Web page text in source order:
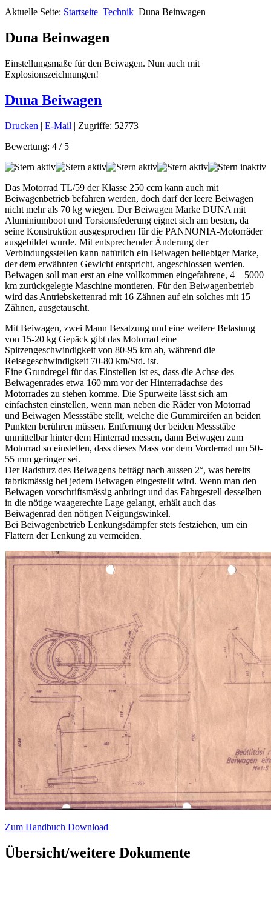
Aktuelle Seite: Startseite Technik Duna Beinwagen
Duna Beinwagen
Einstellungsmaße für den Beiwagen. Nun auch mit
Explosionszeichnungen!
Duna Beiwagen
Drucken | E-Mail | Zugriffe: 52773
Bewertung: 4 / 5
Das Motorrad TL/59 der Klasse 250 ccm kann auch mit
Beiwagenbetrieb befahren werden, doch darf der leere Beiwagen
nicht mehr als 70 kg wiegen. Der Beiwagen Marke DUNA mit
Aluminiumboot und Torsionsfederung eignet sich am besten, da
seine Konstruktion ausgesprochen für die PANNONIA-Motorräder
ausgebildet wurde. Mit entsprechender Änderung der
Verbindungsstellen kann natürlich ein Beiwagen beliebiger Marke,
der dem erwähnten Gewicht entspricht, angeschlossen werden.
Beiwagen soll man erst an eine vollkommen eingefahrene, 4—5000
km zurückgelegte Maschine montieren. Für den Beiwagenbetrieb
wird das Antriebskettenrad mit 16 Zähnen auf ein solches mit 15
Zähnen, ausgetauscht.
Mit Beiwagen, zwei Mann Besatzung und eine weitere Belastung
von 15-20 kg Gepäck gibt das Motorrad eine
Spitzengeschwindigkeit von 80-95 km ab, während die
Reisegeschwindigkeit 70-80 km/Std. ist.
Eine Grundregel für das Einstellen ist es, dass die Achse des
Beiwagenrades etwa 160 mm vor der Hinterradachse des
Motorrades zu stehen komme. Die Spurweite lässt sich am
einfachsten einstellen, wenn man neben die Räder von Motorrad
und Beiwagen Messstäbe stellt, welche die Gummireifen an beiden
Punkten berühren müssen. Entfernung der beiden Messstäbe
unmittelbar hinter dem Hinterrad messen, dann Beiwagen zum
Motorrad so einstellen, dass dieses Mass vor dem Vorderrad um 50-
55 mm geringer sei.
Der Radsturz des Beiwagens beträgt nach aussen 2°, was bereits
fabrikmässig bei jedem Beiwagen eingestellt wird. Wenn man den
Beiwagen vorschriftsmässig anbringt und das Fahrgestell desselben
in die nötige waagerechte Lage gelangt, erhält auch das
Beiwagenrad den nötigen Neigungswinkel.
Bei Beiwagenbetrieb Lenkungsdämpfer stets festziehen, um ein
Flattern der Lenkung zu vermeiden.
Zum Handbuch Download
Übersicht/weitere Dokumente